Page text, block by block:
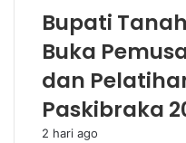
Bupati
Buka
dan
Paskibraka
2 hari ago